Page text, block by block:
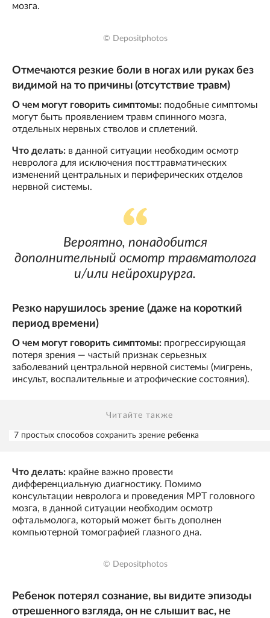
мозга.
© Depositphotos
Отмечаются резкие боли в ногах или руках без
видимой на то причины (отсутствие травм)
О чем могут говорить симптомы: подобные симптомы
могут быть проявлением травм спинного мозга,
отдельных нервных стволов и сплетений.
Что делать: в данной ситуации необходим осмотр
невролога для исключения посттравматических
изменений центральных и периферических отделов
нервной системы.
Вероятно, понадобится
дополнительный осмотр травматолога
и/или нейрохирурга.
Резко нарушилось зрение (даже на короткий
период времени)
О чем могут говорить симптомы: прогрессирующая
потеря зрения — частый признак серьезных
заболеваний центральной нервной системы (мигрень,
инсульт, воспалительные и атрофические состояния).
Читайте также
7 простых способов сохранить зрение ребенка
Что делать: крайне важно провести
дифференциальную диагностику. Помимо
консультации невролога и проведения МРТ головного
мозга, в данной ситуации необходим осмотр
офтальмолога, который может быть дополнен
компьютерной томографией глазного дна.
© Depositphotos
Ребенок потерял сознание, вы видите эпизоды
отрешенного взгляда, он не слышит вас, не